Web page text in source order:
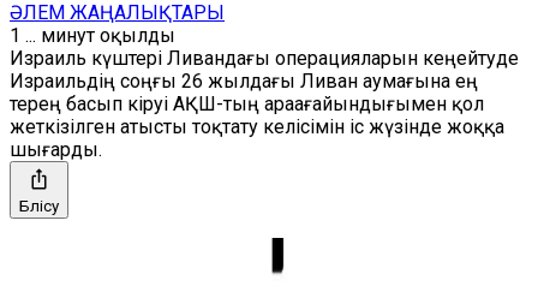
ӘЛЕМ ЖАҢАЛЫҚТАРЫ
1 ... минут оқылды
Израиль күштері Ливандағы операцияларын кеңейтуде
Израильдің соңғы 26 жылдағы Ливан аумағына ең
терең басып кіруі АҚШ-тың араағайындығымен қол
жеткізілген атысты тоқтату келісімін іс жүзінде жоққа
шығарды.
Бөлісу